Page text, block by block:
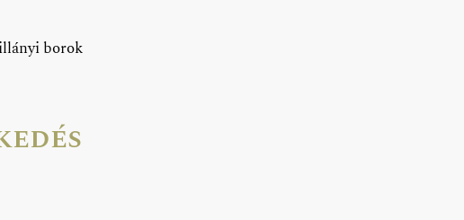
borok